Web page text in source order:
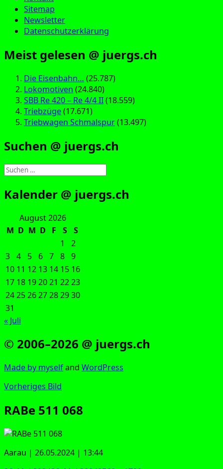
Sitemap
Newsletter
Datenschutzerklärung
Meist gelesen @ juergs.ch
Die Eisenbahn… (25.787)
Lokomotiven (24.840)
SBB Re 420 – Re 4/4 II(18.559)
Triebzüge(17.671)
Triebwagen Schmalspur(13.497)
Suchen @ juergs.ch
Suchen
nach:
Kalender @ juergs.ch
August 2026
M D M D F S
S
1
2
3 4 5 6 7 8 9
10 11 12 13 14 15 16
17 18 192021 2223
24252627282930
31
« Juli
© 2006–2026 @ juergs.ch
Made by mys­elfand Word­Press
Vorheriges Bild
RABe 511 068
Aar­au | 26.05.2024 | 13:44